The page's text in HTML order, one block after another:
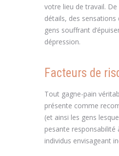
votre lieu de travail.
détails, des
gens souffrant
dépression.
Facteurs de
Tout gagne-pain
présente comme
(et ainsi les gens
pesante responsabilité
individus envisageant